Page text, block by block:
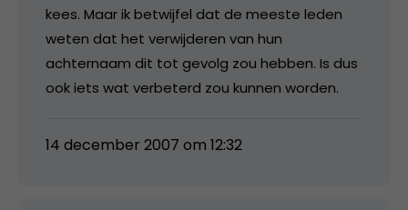
kees. Maar ik betwijfel dat de meeste leden
weten dat het verwijderen van hun
achternaam dit tot gevolg zou hebben. Is dus
ook iets wat verbeterd zou kunnen worden.
14 december 2007 om 12:32